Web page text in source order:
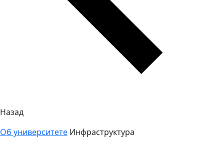
Назад
Об университете Инфраструктура